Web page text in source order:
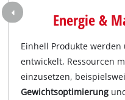
Energie &
Einhell Produkte
entwickelt, Ressourcen
einzusetzen,
Gewichtsoptimierung